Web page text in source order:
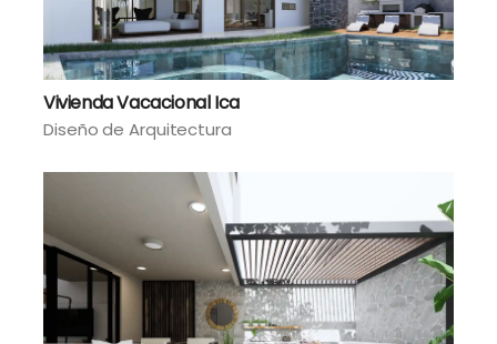
Vivienda Vacacional Ica
Diseño de Arquitectura